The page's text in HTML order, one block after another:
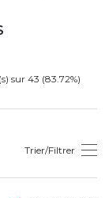
sur 43 (83.72%)
Trier/Filtrer